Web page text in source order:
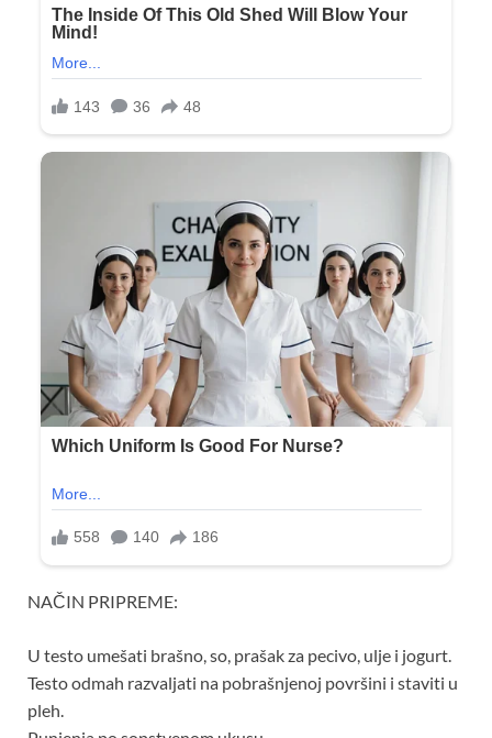
NAČIN PRIPREME:
U testo umešati brašno, so, prašak za pecivo, ulje i jogurt.
Testo odmah razvaljati na pobrašnjenoj površini i staviti u
pleh.